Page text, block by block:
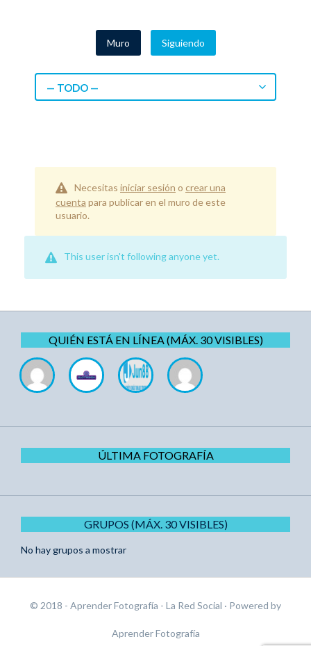
Muro Siguiendo
— TODO —
Necesitas iniciar sesión o crear una
cuenta para publicar en el muro de este
usuario.
This user isn't following anyone yet.
QUIÉN ESTÁ EN LÍNEA (MÁX. 30 VISIBLES)
ÚLTIMA FOTOGRAFÍA
GRUPOS (MÁX. 30 VISIBLES)
No hay grupos a mostrar
© 2018 - Aprender Fotografía - La Red Social · Powered by
Aprender Fotografía